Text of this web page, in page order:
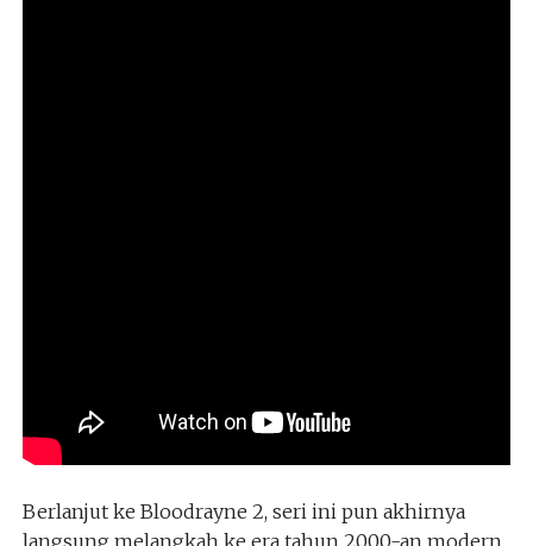
Berlanjut ke Bloodrayne 2, seri ini pun akhirnya
langsung melangkah ke era tahun 2000-an modern.